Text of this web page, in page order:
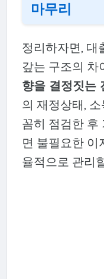
마무리
정리하자면, 대
갚는 구조의 차
향을 결정짓는
의 재정상태,
꼼히 점검한 후
면 불필요한 이
율적으로 관리